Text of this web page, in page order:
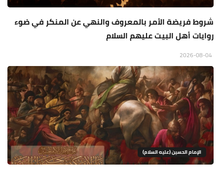
شروط فريضة الأمر بالمعروف والنهي عن المنكر في ضوء
روايات أهل البيت عليهم السلام
الإمام الحسين (عليه السلام)